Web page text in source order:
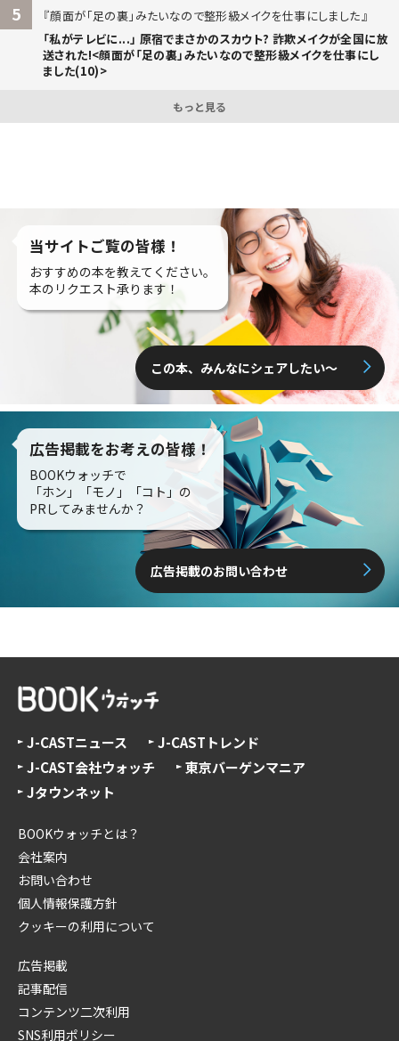
5
顔面が「足の裏」みたいなので整形級メイクを仕事にしました
「私がテレビに...」 原宿でまさかのスカウト? 詐欺メイクが全国に放
送された!<顔面が「足の裏」みたいなので整形級メイクを仕事にし
ました(10)>
もっと見る
当サイトご覧の皆様！
おすすめの本を教えてください。
本のリクエスト承ります！
この本、みんなにシェアしたい〜
広告掲載をお考えの皆様！
BOOKウォッチで
「ホン」「モノ」「コト」の
PRしてみませんか？
広告掲載のお問い合わせ
J-CASTニュース
J-CASTトレンド
J-CAST会社ウォッチ
東京バーゲンマニア
Jタウンネット
BOOKウォッチとは？
会社案内
お問い合わせ
個人情報保護方針
クッキーの利用について
広告掲載
記事配信
コンテンツ二次利用
SNS利用ポリシー